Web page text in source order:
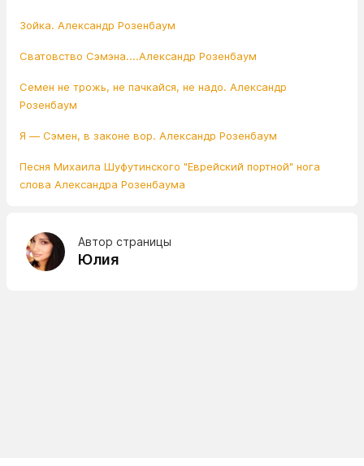
Зойка. Александр Розенбаум
Сватовство Сэмэна....Александр Розенбаум
Семен не трожь, не пачкайся, не надо. Александр
Розенбаум
Я — Сэмен, в законе вор. Александр Розенбаум
Песня Михаила Шуфутинского "Еврейский портной" нога
слова Александра Розенбаума
Автор страницы
Юлия